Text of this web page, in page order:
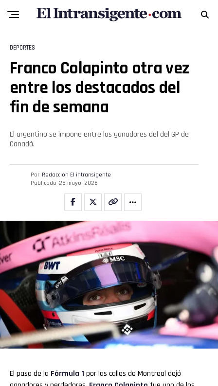
DEPORTES
Franco Colapinto otra vez
entre los destacados del
fin de semana
El argentino se impone entre los ganadores del del GP de
Canadá.
Por Redacción El intransigente
Publicado 26 mayo, 2026
El paso de la Fórmula 1 por las calles de Montreal dejó
Flipboard
Reddit
Pinterest
Whatsapp
Email